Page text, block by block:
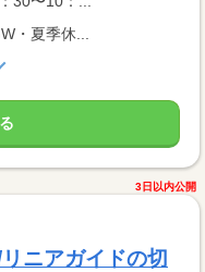
・夏季休...
3日以内公開
ニアガイドの切